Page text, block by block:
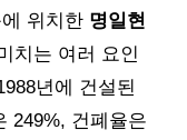
위치한 명일현
치는 여러 요인
년에 건설된
249%, 건폐율은